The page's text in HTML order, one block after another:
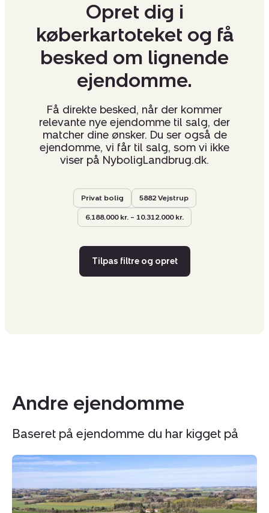
Opret dig i
køberkartoteket og få
besked om lignende
ejendomme.
Få direkte besked, når der kommer
relevante nye ejendomme til salg, der
matcher dine ønsker. Du ser også de
ejendomme, vi får til salg, som vi ikke
viser på NyboligLandbrug.dk.
Privat bolig 5882 Vejstrup
6.188.000 kr. – 10.312.000 kr.
Tilpas filtre og opret
Andre ejendomme
Baseret på ejendomme du har kigget på
Landejendom:
100,
Brønden,